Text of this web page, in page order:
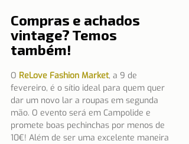
Compras e achados
vintage? Temos
também!
O ReLove Fashion Market, a 9 de
fevereiro, é o sítio ideal para quem quer
dar um novo lar a roupas em segunda
mão. O evento será em Campolide e
promete boas pechinchas por menos de
10€! Além de ser uma excelente maneira